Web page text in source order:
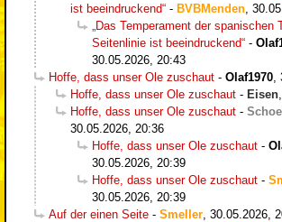
ist beeindruckend“ - BVBMenden
„Das Temperament der spanischen
Seitenlinie ist beeindruckend“ -
30.05.2026, 20:43
Hoffe, dass unser Ole zuschaut - Olaf1970
Hoffe, dass unser Ole zuschaut - Eisen
Hoffe, dass unser Ole zuschaut -
30.05.2026, 20:36
Hoffe, dass unser Ole zuschaut -
30.05.2026, 20:39
Hoffe, dass unser Ole zuschaut -
30.05.2026, 20:39
Auf der einen Seite - Smeller 30.05.2026,